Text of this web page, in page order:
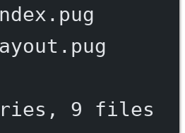
9 files